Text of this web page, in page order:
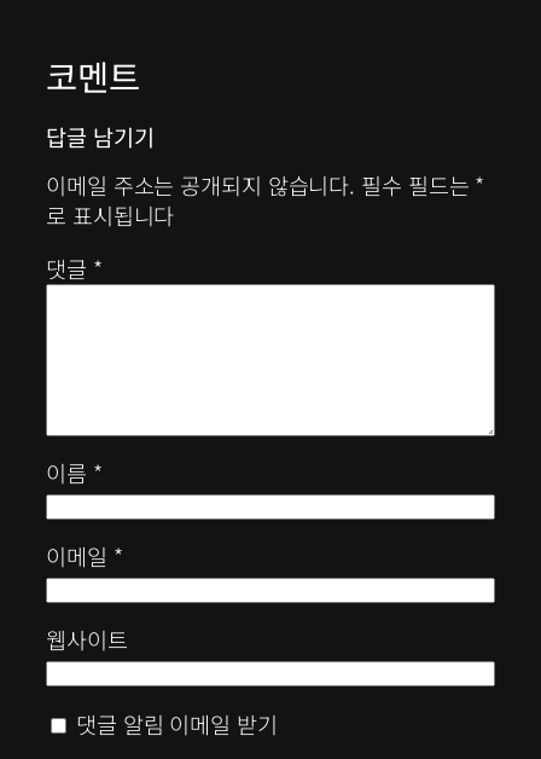
코멘트
답글 남기기
이메일 주소는 공개되지 않습니다. 필수 필드는 *
로 표시됩니다
댓글 *
이름 *
이메일 *
웹사이트
댓글 알림 이메일 받기